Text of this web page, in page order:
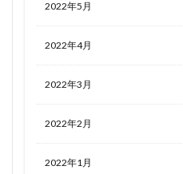
2022年5月
2022年4月
2022年3月
2022年2月
2022年1月